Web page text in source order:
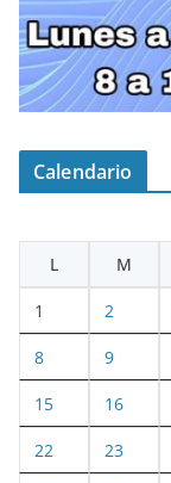
Calendario
L
M
1 2
8 9
15 16
22 23